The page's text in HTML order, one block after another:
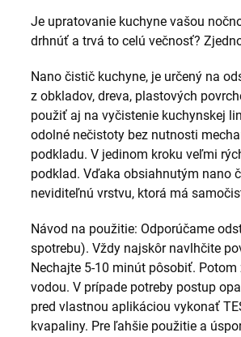
Je upratovanie kuchyne vašou
drhnúť a trvá to celú večnosť?
Nano čistič kuchyne, je určený na
z obkladov, dreva, plastových
použiť aj na vyčistenie kuchynskej
odolné nečistoty bez nutnosti
podkladu. V jedinom kroku veľmi
podklad. Vďaka obsiahnutým nano
neviditeľnú vrstvu, ktorá má
Návod na použitie: Odporúčame
spotrebu). Vždy najskôr navlhčite
Nechajte 5-10 minút pôsobiť.
vodou. V prípade potreby postup
pred vlastnou aplikáciou vykonať
kvapaliny. Pre ľahšie použitie a